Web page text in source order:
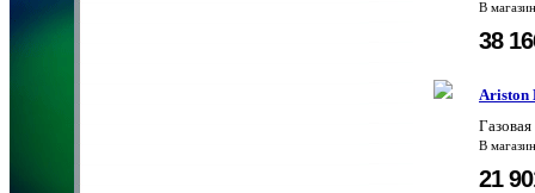
В
38
Ariston
В
21